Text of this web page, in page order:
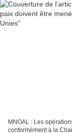
MNOAL : Les
conformément à la